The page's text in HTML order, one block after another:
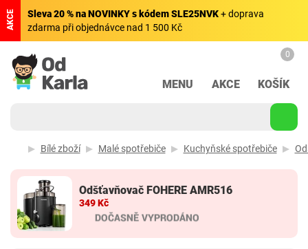
AKCE Sleva 20 % na NOVINKY s kódem SLE25NVK+ doprava
zdarma při objednávce nad 1 500 Kč
MENU AKCE
0
KOŠÍK
Bílé zboží Malé spotřebiče Kuchyňské spotřebiče
Odšťavňovač FOHERE AMR516
349 Kč